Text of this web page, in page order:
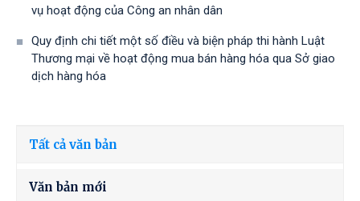
vụ hoạt động của Công an nhân dân
Quy định chi tiết một số điều và biện pháp thi hành Luật
Thương mại về hoạt động mua bán hàng hóa qua Sở giao
dịch hàng hóa
Tất cả văn bản
Văn bản mới